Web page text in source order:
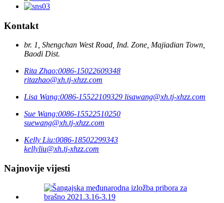
Kontakt
br. 1, Shengchan West Road, Ind. Zone, Majiadian Town,
Baodi Dist.
Rita Zhao:0086-15022609348
ritazhao@xh.tj-xhzz.com
Lisa Wang:0086-15522109329 lisawang@xh.tj-xhzz.com
Sue Wang:0086-15522510250
suewang@xh.tj-xhzz.com
Kelly Liu:0086-18502299343
kellyliu@xh.tj-xhzz.com
Najnovije vijesti